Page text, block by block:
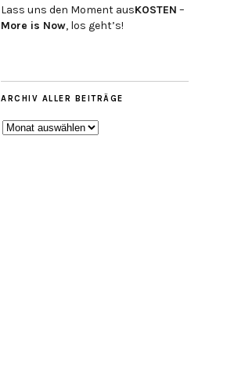
Lass uns den Moment ausKOSTEN –
More is Now, los geht’s!
ARCHIV ALLER BEITRÄGE
ARCHIV